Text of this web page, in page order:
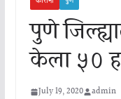
पुणे
केला ५०
July 19, 2020 admin